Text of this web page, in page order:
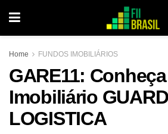
Home FUNDOS IMOBILIÁRIOS
GARE11:
Imobiliário
LOGISTICA